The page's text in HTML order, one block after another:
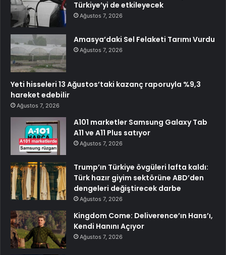
Türkiye’yi de etkileyecek
Ağustos 7, 2026
Amasya’daki Sel Felaketi Tarımı Vurdu
Ağustos 7, 2026
Yeti hisseleri 13 Ağustos’taki kazanç raporuyla %9,3
hareket edebilir
Ağustos 7, 2026
A101 marketler Samsung Galaxy Tab
A11 ve A11 Plus satıyor
Ağustos 7, 2026
Trump’ın Türkiye övgüleri lafta kaldı:
Türk hazır giyim sektörüne ABD’den
dengeleri değiştirecek darbe
Ağustos 7, 2026
Kingdom Come: Deliverence’ın Hans’ı,
Kendi Hanını Açıyor
Ağustos 7, 2026